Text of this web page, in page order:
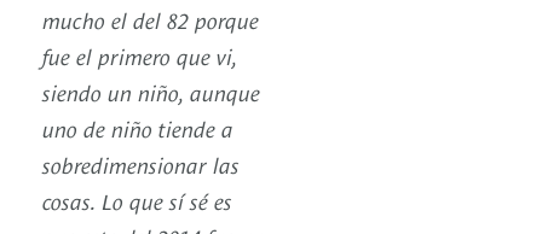
mucho el del 82 porque
fue el primero que vi,
siendo un niño, aunque
uno de niño tiende a
sobredimensionar las
cosas. Lo que sí sé es